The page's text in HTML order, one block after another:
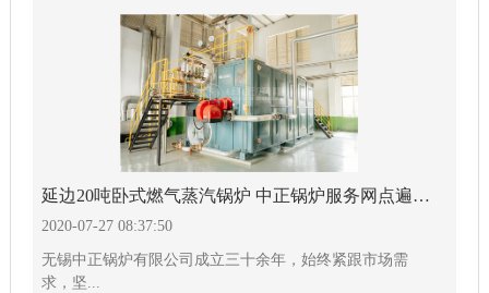
延边20吨卧式燃气蒸汽锅炉 中正锅炉服务网点遍布全球
2020-07-27 08:37:50
无锡中正锅炉有限公司成立三十余年，始终紧跟市场需
求，坚...